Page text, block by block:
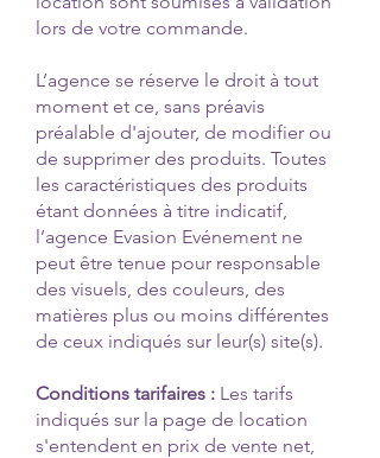
lors de votre commande.
L’agence se réserve le droit à tout
moment et ce, sans préavis
préalable d'ajouter, de modifier ou
de supprimer des produits. Toutes
les caractéristiques des produits
étant données à titre indicatif,
l’agence Evasion Evénement ne
peut être tenue pour responsable
des visuels, des couleurs, des
matières plus ou moins différentes
de ceux indiqués sur leur(s) site(s).
Conditions tarifaires : Les tarifs
indiqués sur la page de location
s'entendent en prix de vente net,